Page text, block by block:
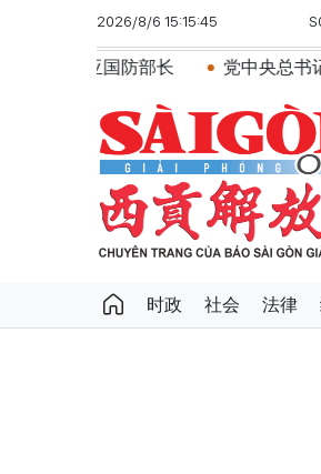
2026/8/6 15:15:45
党中央总书记、国家主席
时政 社会 法律